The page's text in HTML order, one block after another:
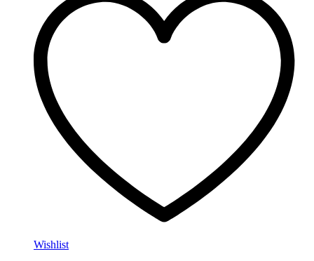
Wishlist